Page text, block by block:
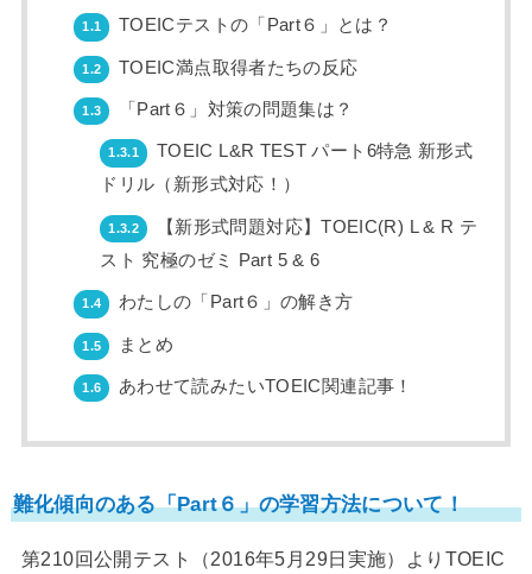
1.1 TOEICテストの「Part６」とは？
1.2 TOEIC満点取得者たちの反応
1.3 「Part６」対策の問題集は？
1.3.1
TOEIC L&R TEST パート6特急 新形式
ドリル（新形式対応！）
1.3.2
【新形式問題対応】TOEIC(R) L & R テ
スト 究極のゼミ Part 5 & 6
1.4 わたしの「Part６」の解き方
1.5 まとめ
1.6 あわせて読みたいTOEIC関連記事！
難化傾向のある「Part６」の学習方法について！
第210回公開テスト（2016年5月29日実施）よりTOEIC